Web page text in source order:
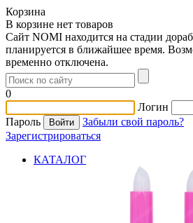
Корзина
В корзине нет товаров
Сайт NOMI находится на стадии
планируется в ближайшее время.
временно отключена.
0
Логин
Пароль
Забыли свой пароль?
Зарегистрироваться
КАТАЛОГ